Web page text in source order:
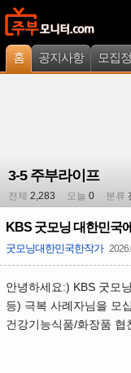
홈 공지사항 모집
3-5 주부라이프
전체 2,283 오늘 0 분류
KBS 굿모닝 대한민국
굿모닝대한민국한작가
안녕하세요:) KBS 굿모
등) 극복 사례자님을 모
건강기능식품/화장품 협